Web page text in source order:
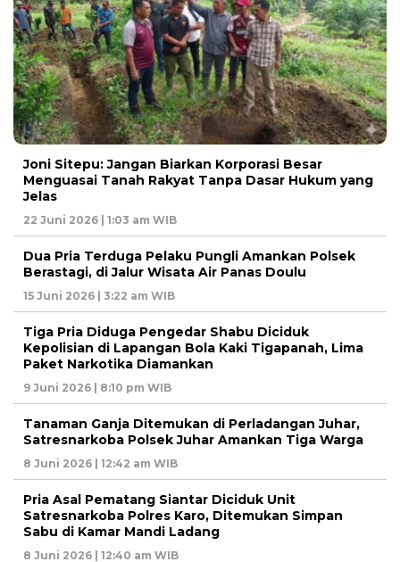
Joni Sitepu: Jangan Biarkan Korporasi Besar
Menguasai Tanah Rakyat Tanpa Dasar Hukum yang
Jelas
22 Juni 2026 | 1:03 am WIB
Dua Pria Terduga Pelaku Pungli Amankan Polsek
Berastagi, di Jalur Wisata Air Panas Doulu
15 Juni 2026 | 3:22 am WIB
Tiga Pria Diduga Pengedar Shabu Diciduk
Kepolisian di Lapangan Bola Kaki Tigapanah, Lima
Paket Narkotika Diamankan
9 Juni 2026 | 8:10 pm WIB
Tanaman Ganja Ditemukan di Perladangan Juhar,
Satresnarkoba Polsek Juhar Amankan Tiga Warga
8 Juni 2026 | 12:42 am WIB
Pria Asal Pematang Siantar Diciduk Unit
Satresnarkoba Polres Karo, Ditemukan Simpan
Sabu di Kamar Mandi Ladang
8 Juni 2026 | 12:40 am WIB